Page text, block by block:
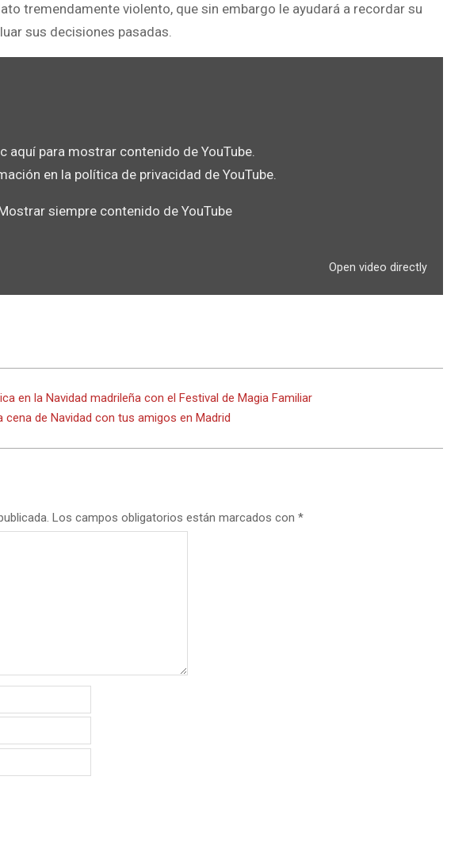
tremendamente violento, que sin embargo le ayudará a recordar su
sus decisiones pasadas.
aquí para mostrar contenido de YouTube.
en la política de privacidad de YouTube.
siempre contenido de YouTube
Open video directly
en la Navidad madrileña con el Festival de Magia Familiar
cena de Navidad con tus amigos en Madrid
Los campos obligatorios están marcados con *